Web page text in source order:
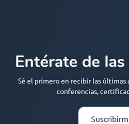
Entérate de
Sé el primero en recibir las
conferencias,